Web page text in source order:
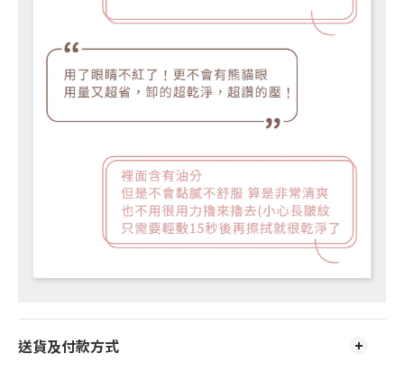
送貨及付款方式